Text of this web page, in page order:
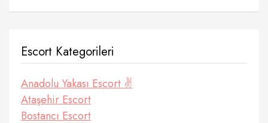
Escort Kategorileri
Anadolu Yakası Escort ✌️
Ataşehir Escort
Bostancı Escort